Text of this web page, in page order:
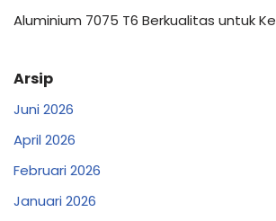
Aluminium 7075 T6 Berkualitas untuk
Arsip
Juni 2026
April 2026
Februari 2026
Januari 2026